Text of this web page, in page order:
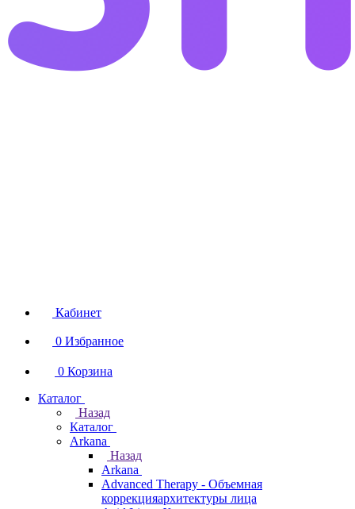
Кабинет
0 Избранное
0 Корзина
Каталог
Назад
Каталог
Arkana
Назад
Arkana
Advanced Therapy - Объемная
коррекцияархитектуры лица